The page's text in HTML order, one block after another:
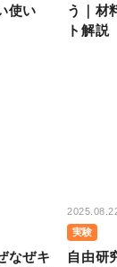
使い
う｜材
ト解説
なぜキ
実験
自由研